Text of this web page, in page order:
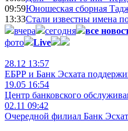
09:59Юношеская сборная
13:33Стали известны имена
вчера
сегодня
все
фото
Live
28.12 13:57
ЕБРР и Банк Эсхата
19.05 16:54
Центр банковского
02.11 09:42
Очередной филиал Банк